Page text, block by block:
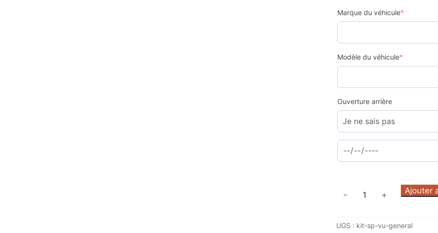
Marque du véhicule*
Modèle du véhicule*
Ouverture arrière
quantité
prédécoupé
- + Ajouter
UGS : kit-sp-vu-general